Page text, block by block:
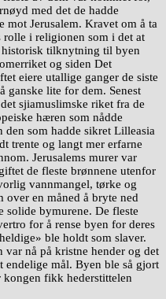
med det de hadde
mot Jerusalem. Kravet om å ta
rolle i religionen som i det at
historisk tilknytning til byen
og siden Det
eiere utallige ganger de siste
ganske lite for dem. Senest
sjiamuslimske riket fra de
hæren som nådde
som hadde sikret Lilleasia
trente og langt mer erfarne
Jerusalems murer var
de fleste brønnene utenfor
vannmangel, tørke og
over en måned å bryte ned
solide bymurene. De fleste
for å rense byen for deres
ble holdt som slaver.
nå på kristne hender og det
endelige mål. Byen ble så gjort
fikk hederstittelen